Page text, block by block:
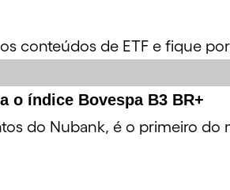
conteúdos de ETF e fique
o índice Bovespa B3 BR+
do Nubank, é o primeiro